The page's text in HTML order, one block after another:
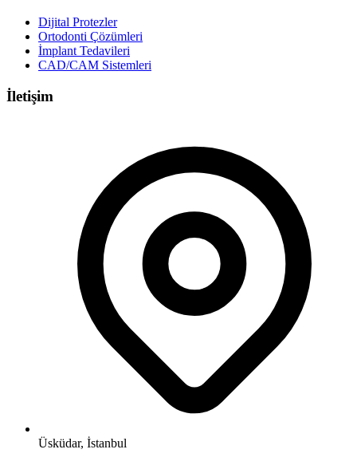
Dijital Protezler
Ortodonti Çözümleri
İmplant Tedavileri
CAD/CAM Sistemleri
İletişim
Üsküdar, İstanbul